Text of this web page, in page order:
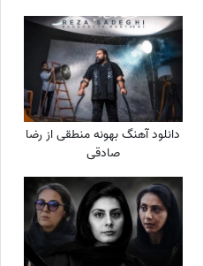
...
دانلود آهنگ بهونه منطقی از رضا
صادقی